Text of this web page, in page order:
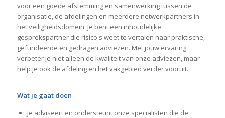
voor een goede afstemming en samenwerking tussen de
organisatie, de afdelingen en meerdere netwerkpartners in
het veiligheidsdomein. Je bent een inhoudelijke
gesprekspartner die risico's weet te vertalen naar praktische,
gefundeerde en gedragen adviezen. Met jouw ervaring
verbeter je niet alleen de kwaliteit van onze adviezen, maar
help je ook de afdeling en het vakgebied verder vooruit.
Wat je gaat doen
Je adviseert en ondersteunt onze specialisten die de